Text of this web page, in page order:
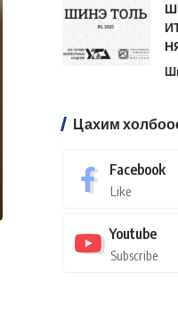
Цахим
Facebook
Like
Youtube
Subscribe